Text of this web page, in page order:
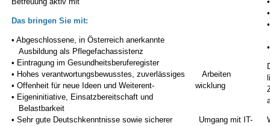
Das bringen Sie mit:
• Abgeschlossene, in Österreich anerkannte
Ausbildung als Pflegefachassistenz
• Eintragung im Gesundheitsberuferegister
• Hohes verantwortungsbewusstes, zuverlässiges Arbeiten
• Offenheit für neue Ideen und Weiterent- wicklung
• Eigeninitiative, Einsatzbereitschaft und
Belastbarkeit
• Sehr gute Deutschkenntnisse sowie sicherer Umgang mit IT-